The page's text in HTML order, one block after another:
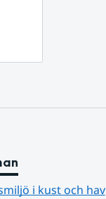
i kust och hav